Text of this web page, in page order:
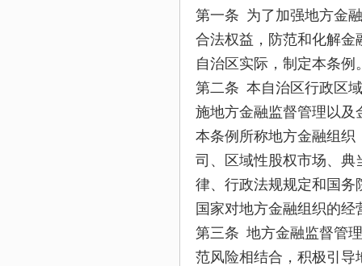
第一条 为了加强地方金
合法权益，防范和化解金
自治区实际，制定本条例
第二条 本自治区行政区
施地方金融监督管理以及
本条例所称地方金融组织
司、区域性股权市场、典
律、行政法规规定和国务
国家对地方金融组织的
第三条 地方金融监督管
范风险相结合，积极引导